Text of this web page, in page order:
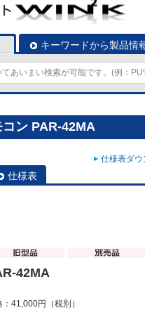
キーワードから製品情
ン PAR-42MA
仕様表ダ
仕様表
42MA
：41,000円（税別）